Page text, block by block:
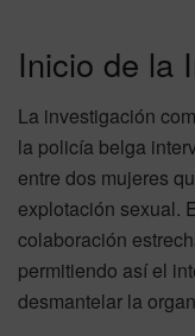
Inicio de la
La investigación
la policía belga
entre dos mujeres
explotación sexual.
colaboración
permitiendo así el
desmantelar la